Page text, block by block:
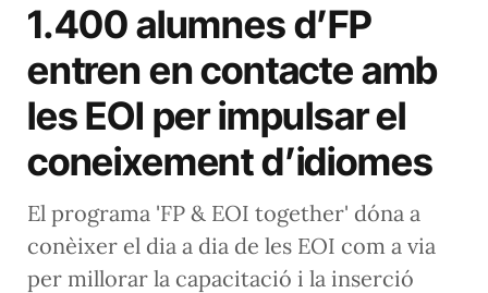
1.400 alumnes d’FP
entren en contacte amb
les EOI per impulsar el
coneixement d’idiomes
El programa 'FP & EOI together' dóna a
conèixer el dia a dia de les EOI com a via
per millorar la capacitació i la inserció